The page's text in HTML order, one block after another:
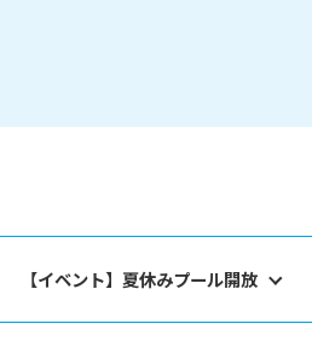
【イベント】夏休みプール開放